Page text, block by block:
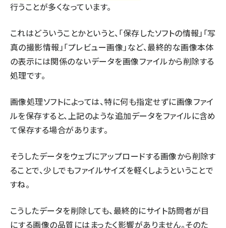
行うことが多くなっています。
これはどういうことかというと、「保存したソフトの情報」「写
真の撮影情報」「プレビュー画像」など、最終的な画像本体
の表示には関係のないデータを画像ファイルから削除する
処理です。
画像処理ソフトによっては、特に何も指定せずに画像ファイ
ルを保存すると、上記のような追加データをファイルに含め
て保存する場合があります。
そうしたデータをウェブにアップロードする画像から削除す
ることで、少しでもファイルサイズを軽くしようということで
すね。
こうしたデータを削除しても、最終的にサイト訪問者が目
にする画像の品質にはまったく影響がありません。そのた